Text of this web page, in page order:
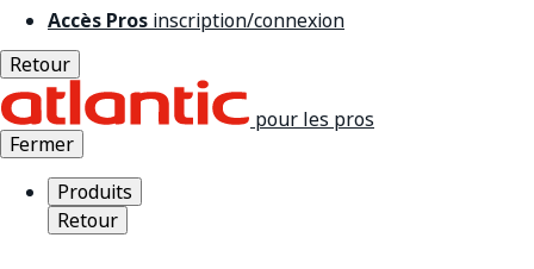
Accès Pros inscription/connexion
Retour
pour les pros
Fermer
Produits
Retour